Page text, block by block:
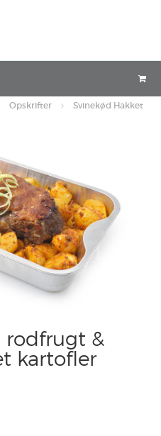
Opskrifter Svinekød Hakket
rodfrugt &
kartofler